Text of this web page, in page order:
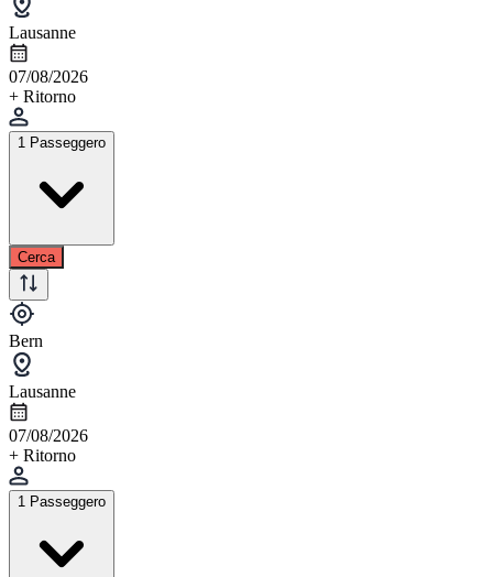
Lausanne
07/08/2026
+ Ritorno
1 Passeggero
Cerca
Bern
Lausanne
07/08/2026
+ Ritorno
1 Passeggero